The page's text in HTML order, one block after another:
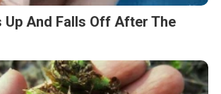
Up And Falls Off After The